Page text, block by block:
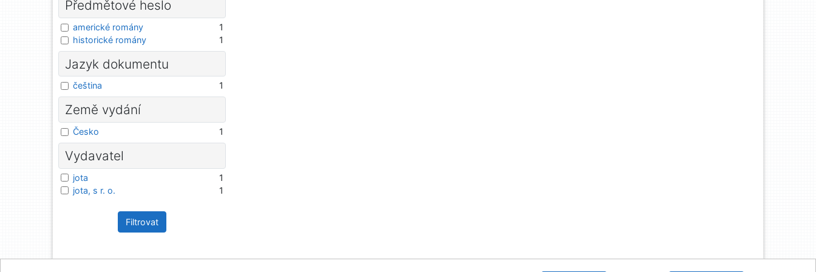
Předmětové heslo
americké romány
1
historické romány
1
Jazyk dokumentu
čeština 1
Země vydání
Česko 1
Vydavatel
jota
1
jota, s r. o.
1
Filtrovat